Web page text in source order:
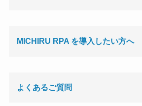
MICHIRU RPA を導入したい方へ
よくあるご質問